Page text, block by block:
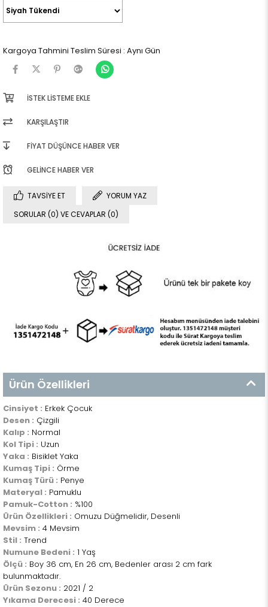
Kargoya Tahmini Teslim Süresi : Aynı Gün
İSTEK LISTEME EKLE
KARŞILAŞTIR
FIYAT DÜŞÜNCE HABER VER
GELINCE HABER VER
TAVSIYE ET
YORUM YAZ
SORULAR (0) VE CEVAPLAR (0)
Ürün Özellikleri
Cinsiyet : Erkek Çocuk
Desen : Çizgili
Kalıp : Normal
Kol Tipi : Uzun
Yaka : Bisiklet Yaka
Kumaş Tipi : Örme
Kumaş Türü : Penye
Materyal : Pamuklu
Pamuk-Cotton : %100
Ürün Özellikleri : Omuzu Düğmelidir, Desenli
Mevsim : 4 Mevsim
Stil : Trend
Numune Bedeni : 1 Yaş
Ölçü : Boy 36 cm, En 26 cm, Bedenler arası 2 cm fark
bulunmaktadır.
Ürün Sezonu : 2021 / 2
Yıkama Derecesi : 40 Derece